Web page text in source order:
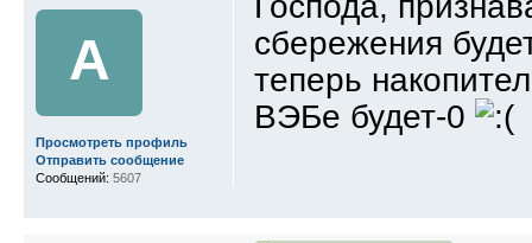
сбережения
теперь
ВЭБе будет-0
A
Просмотреть профиль
Отправить сообщение
Сообщений: 5607